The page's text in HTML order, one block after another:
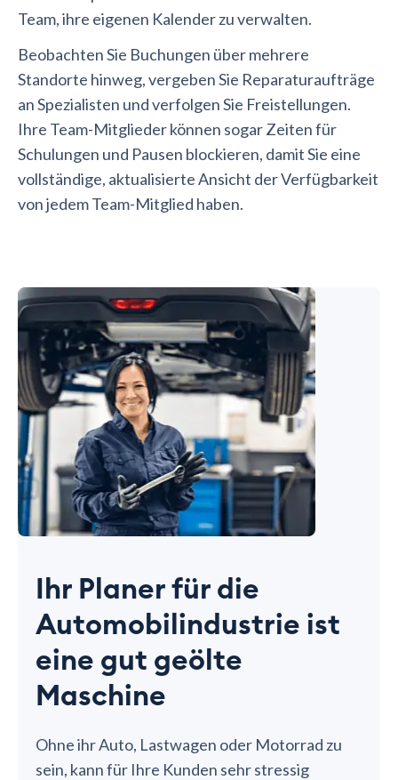
Team, ihre eigenen Kalender zu verwalten.
Beobachten Sie Buchungen über mehrere
Standorte hinweg, vergeben Sie Reparaturaufträge
an Spezialisten und verfolgen Sie Freistellungen.
Ihre Team-Mitglieder können sogar Zeiten für
Schulungen und Pausen blockieren, damit Sie eine
vollständige, aktualisierte Ansicht der Verfügbarkeit
von jedem Team-Mitglied haben.
Ihr Planer für die
Automobilindustrie ist
eine gut geölte
Maschine
Ohne ihr Auto, Lastwagen oder Motorrad zu
sein, kann für Ihre Kunden sehr stressig